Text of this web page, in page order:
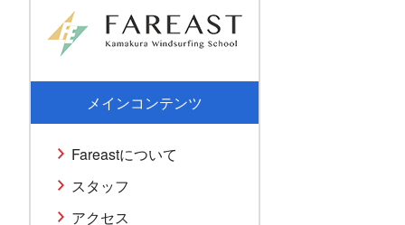
メインコンテンツ
Fareastについて
スタッフ
アクセス